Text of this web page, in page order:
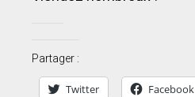
Partager :
Twitter Facebook